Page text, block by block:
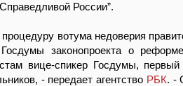
России”.
вотума недоверия
законопроекта о
вице-спикер Госдумы, первый
- передает агентство РБК. -